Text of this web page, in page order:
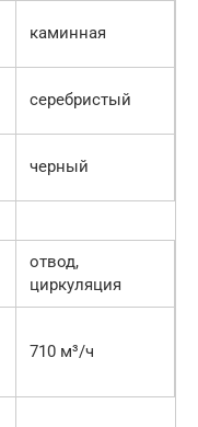
каминная
серебристый
черный
отвод,
циркуляция
710 м³/ч